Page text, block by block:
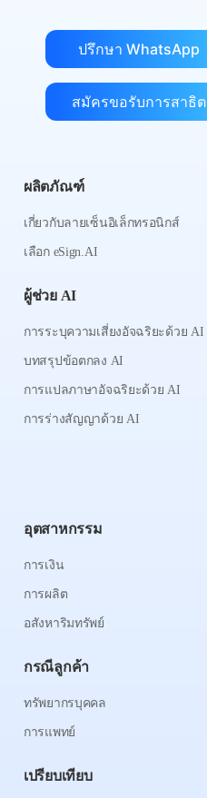
ปรึกษา WhatsApp
สมัครขอรับการสาธิต
ผลิตภัณฑ์
เกี่ยวกับลายเซ็นอิเล็กทรอนิกส์
เลือก eSign.AI
ผู้ช่วย AI
การระบุความเสี่ยงอัจฉริยะด้วย AI
บทสรุปข้อตกลง AI
การแปลภาษาอัจฉริยะด้วย AI
การร่างสัญญาด้วย AI
อุตสาหกรรม
การเงิน
การผลิต
อสังหาริมทรัพย์
กรณีลูกค้า
ทรัพยากรบุคคล
การแพทย์
เปรียบเทียบ